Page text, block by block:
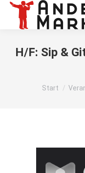
H/F: Sip &
Sie befinden
Start